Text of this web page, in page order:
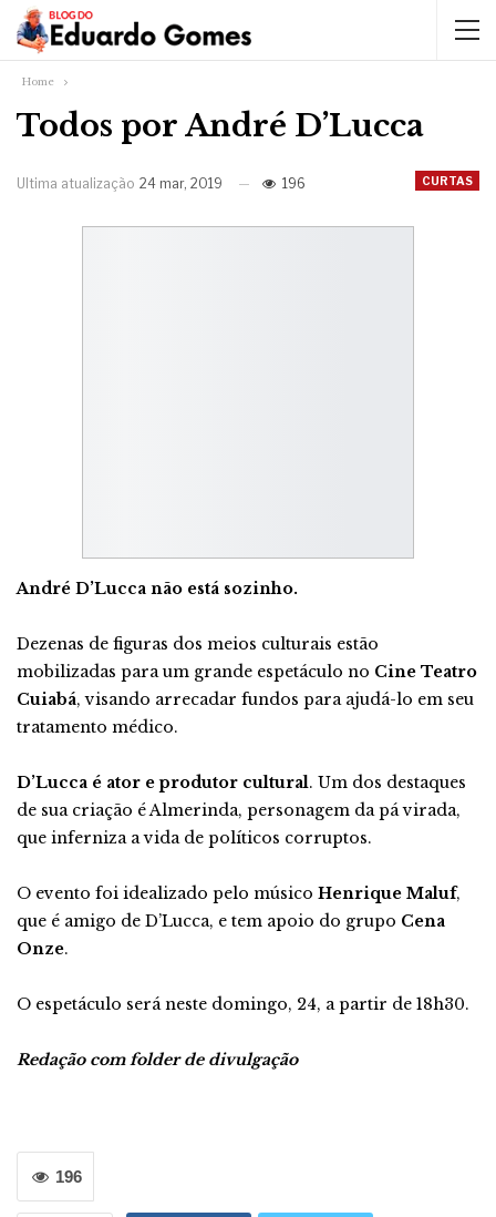
Home
Todos por André D’Lucca
CURTAS
Ultima atualização 24 mar, 2019 196
André D’Lucca não está sozinho.
Dezenas de figuras dos meios culturais estão
mobilizadas para um grande espetáculo no Cine Teatro
Cuiabá, visando arrecadar fundos para ajudá-lo em seu
tratamento médico.
D’Lucca é ator e produtor cultural. Um dos destaques
de sua criação é Almerinda, personagem da pá virada,
que inferniza a vida de políticos corruptos.
O evento foi idealizado pelo músico Henrique Maluf,
que é amigo de D’Lucca, e tem apoio do grupo Cena
Onze.
O espetáculo será neste domingo, 24, a partir de 18h30.
Redação com folder de divulgação
196